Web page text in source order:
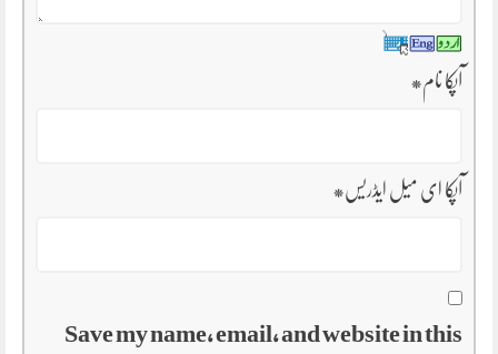
آپکا نام*
آپکا ای میل ایڈریس*
Save my name, email, and website in this